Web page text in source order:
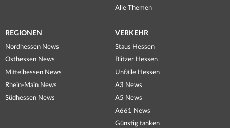
Alle Themen
REGIONEN
Nordhessen News
Osthessen News
Mittelhessen News
Rhein-Main News
Südhessen News
VERKEHR
Staus Hessen
Blitzer Hessen
Unfälle Hessen
A3 News
A5 News
A661 News
Günstig tanken